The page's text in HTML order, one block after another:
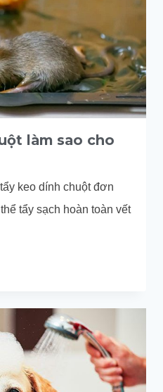
làm sao cho
keo dính chuột đơn
tẩy sạch hoàn toàn vết